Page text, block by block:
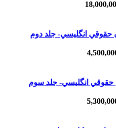
حقوقي انگليسي- جلد دوم
حقوقي انگليسي- جلد سوم